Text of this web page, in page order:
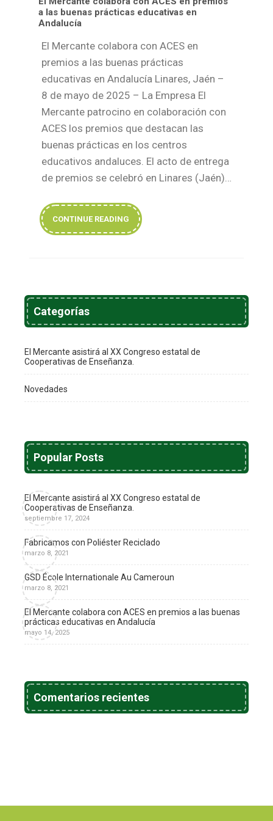
a las buenas prácticas educativas en
Andalucía
El Mercante colabora con ACES en
premios a las buenas prácticas
educativas en Andalucía Linares, Jaén –
8 de mayo de 2025 – La Empresa El
Mercante patrocino en colaboración con
ACES los premios que destacan las
buenas prácticas en los centros
educativos andaluces. El acto de entrega
de premios se celebró en Linares (Jaén)…
CONTINUE READING
Categorías
El Mercante asistirá al XX Congreso estatal de
Cooperativas de Enseñanza.
Novedades
Popular Posts
El Mercante asistirá al XX Congreso estatal de
Cooperativas de Enseñanza.
septiembre 17, 2024
Fabricamos con Poliéster Reciclado
marzo 8, 2021
GSD École Internationale Au Cameroun
marzo 8, 2021
El Mercante colabora con ACES en premios a las buenas
prácticas educativas en Andalucía
mayo 14, 2025
Comentarios recientes